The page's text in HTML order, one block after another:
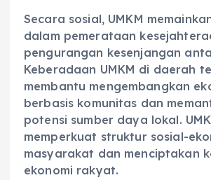
Secara sosial, UMKM
dalam pemerataan
pengurangan kesenjangan
Keberadaan UMKM di daerah
membantu mengembangkan
berbasis komunitas dan
potensi sumber daya lokal.
memperkuat struktur sosial-
masyarakat dan menciptakan
ekonomi rakyat.